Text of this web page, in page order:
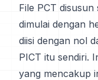
File PCT
dimulai dengan
diisi dengan nol
PICT itu sendiri.
yang mencakup